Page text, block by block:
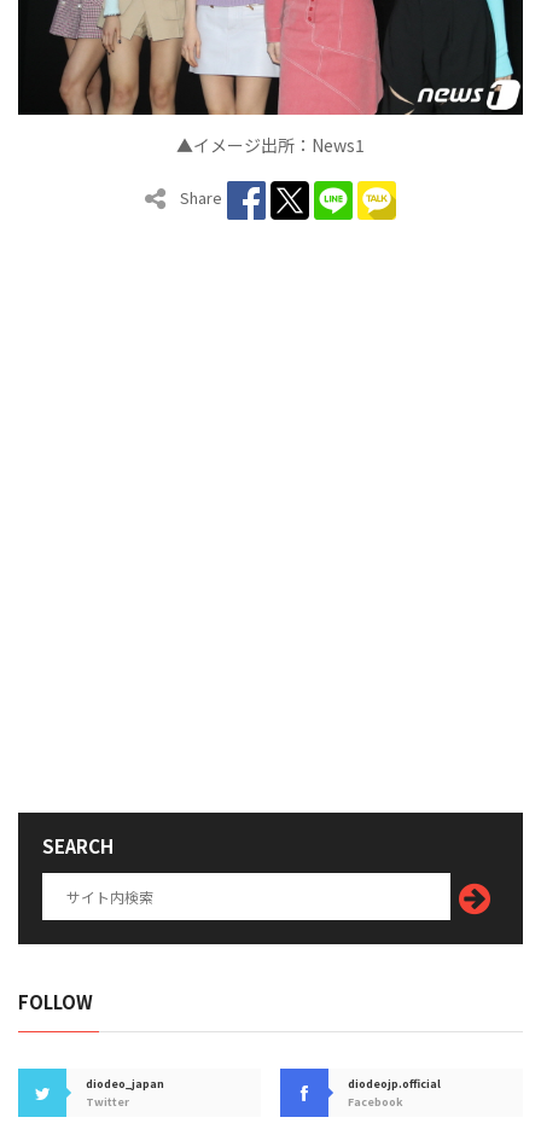
▲イメージ出所：News1
Share
SEARCH
FOLLOW
diodeo_japan
Twitter
diodeojp.official
Facebook